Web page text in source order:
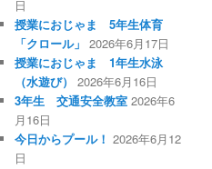
日
授業におじゃま 5年生体育
「クロール」 2026年6月17日
授業におじゃま 1年生水泳
（水遊び）
2026年6月16日
3年生 交通安全教室 2026年6
月16日
今日からプール！ 2026年6月12
日